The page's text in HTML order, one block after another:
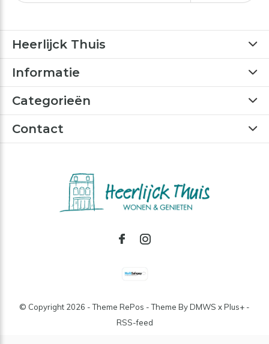
Heerlijck Thuis
Informatie
Categorieën
Contact
© Copyright 2026 - Theme RePos - Theme ByDMWS xPlus+ -
RSS-feed